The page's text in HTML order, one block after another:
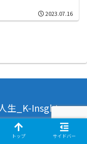
2023.07.16
生_K-Insght
人生_K-Insght.
トップ サイドバー